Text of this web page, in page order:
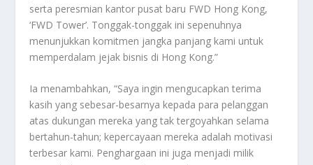
serta peresmian kantor pusat baru FWD Hong Kong,
‘FWD Tower’. Tonggak-tonggak ini sepenuhnya
menunjukkan komitmen jangka panjang kami untuk
memperdalam jejak bisnis di Hong Kong.”
Ia menambahkan, “Saya ingin mengucapkan terima
kasih yang sebesar-besarnya kepada para pelanggan
atas dukungan mereka yang tak tergoyahkan selama
bertahun-tahun; kepercayaan mereka adalah motivasi
terbesar kami. Penghargaan ini juga menjadi milik